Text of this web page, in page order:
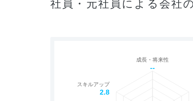
社員・元社員による会社
成長・将来性
--
スキルアップ
2.8